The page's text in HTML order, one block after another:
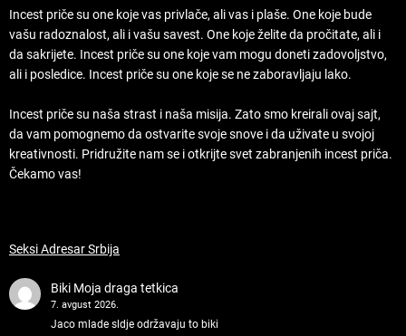
Incest priče su one koje vas privlače, ali vas i plaše. One koje bude
vašu radoznalost, ali i vašu savest. One koje želite da pročitate, ali i
da sakrijete. Incest priče su one koje vam mogu doneti zadovoljstvo,
ali i posledice. Incest priče su one koje se ne zaboravljaju lako.
Incest priče su naša strast i naša misija. Zato smo kreirali ovaj sajt,
da vam pomognemo da ostvarite svoje snove i da uživate u svojoj
kreativnosti. Pridružite nam se i otkrijte svet zabranjenih incest priča.
Čekamo vas!
Seksi Adresar Srbija
Biki Moja draga tetkica
7. avgust 2026.
Jaco mlade sldje održavaju to biki